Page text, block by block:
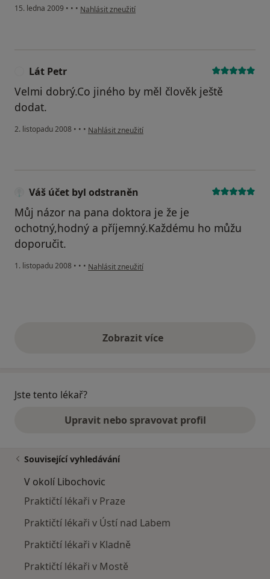
15. ledna 2009 • • • podle názoru uživatele Janatka
Nahlásit zneužití
Lát Petr
Velmi dobrý.Co jiného by měl člověk ještě
dodat.
2. listopadu 2008 • • • podle názoru uživatele Lát Petr
Nahlásit zneužití
Váš účet byl odstraněn
Můj názor na pana doktora je že je
ochotný,hodný a příjemný.Každému ho můžu
doporučit.
1. listopadu 2008 • • • podle názoru uživatele Váš účet byl odstraněn
Nahlásit zneužití
Zobrazit vícevýše uvedené názory
Jste tento lékař?
Upravit nebo spravovat profil
Související vyhledávání
V okolí Libochovic
Praktičtí lékaři v Praze
Praktičtí lékaři v Ústí nad Labem
Praktičtí lékaři v Kladně
Praktičtí lékaři v Mostě